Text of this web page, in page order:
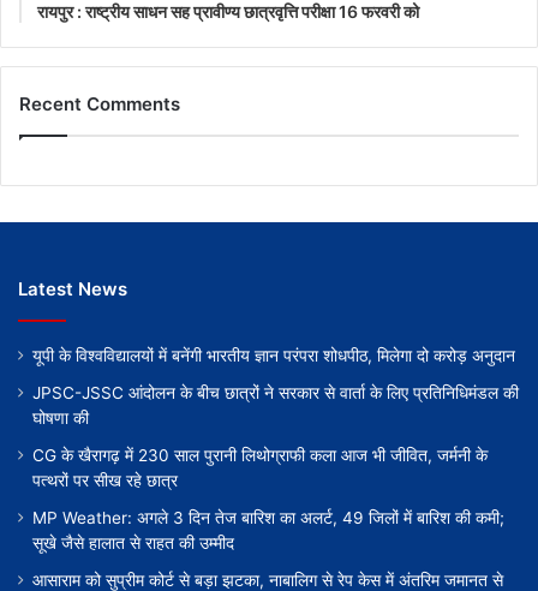
रायपुर : राष्ट्रीय साधन सह प्रावीण्य छात्रवृत्ति परीक्षा 16 फरवरी को
Recent Comments
Latest News
यूपी के विश्वविद्यालयों में बनेंगी भारतीय ज्ञान परंपरा शोधपीठ, मिलेगा दो करोड़ अनुदान
JPSC-JSSC आंदोलन के बीच छात्रों ने सरकार से वार्ता के लिए प्रतिनिधिमंडल की
घोषणा की
CG के खैरागढ़ में 230 साल पुरानी लिथोग्राफी कला आज भी जीवित, जर्मनी के
पत्थरों पर सीख रहे छात्र
MP Weather: अगले 3 दिन तेज बारिश का अलर्ट, 49 जिलों में बारिश की कमी;
सूखे जैसे हालात से राहत की उम्मीद
आसाराम को सुप्रीम कोर्ट से बड़ा झटका, नाबालिग से रेप केस में अंतरिम जमानत से